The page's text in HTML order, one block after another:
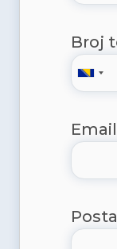
Broj
Email